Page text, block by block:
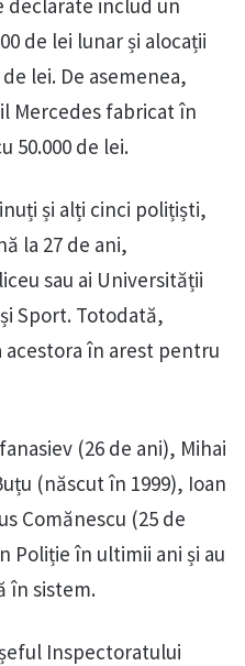
declarate includ un
de lei lunar și alocații
lei. De asemenea,
Mercedes fabricat în
50.000 de lei.
și alți cinci polițiști,
la 27 de ani,
sau ai Universității
Sport. Totodată,
acestora în arest pentru
(26 de ani), Mihai
(născut în 1999), Ioan
Comănescu (25 de
Poliție în ultimii ani și au
în sistem.
Inspectoratului